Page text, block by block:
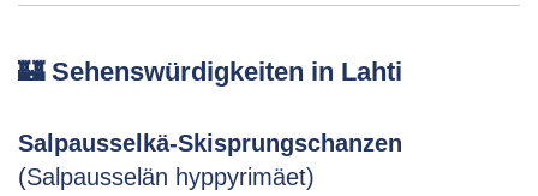
🏰Sehenswürdigkeiten in Lahti
Salpausselkä-Skisprungschanzen
(Salpausselän hyppyrimäet)
Trnava